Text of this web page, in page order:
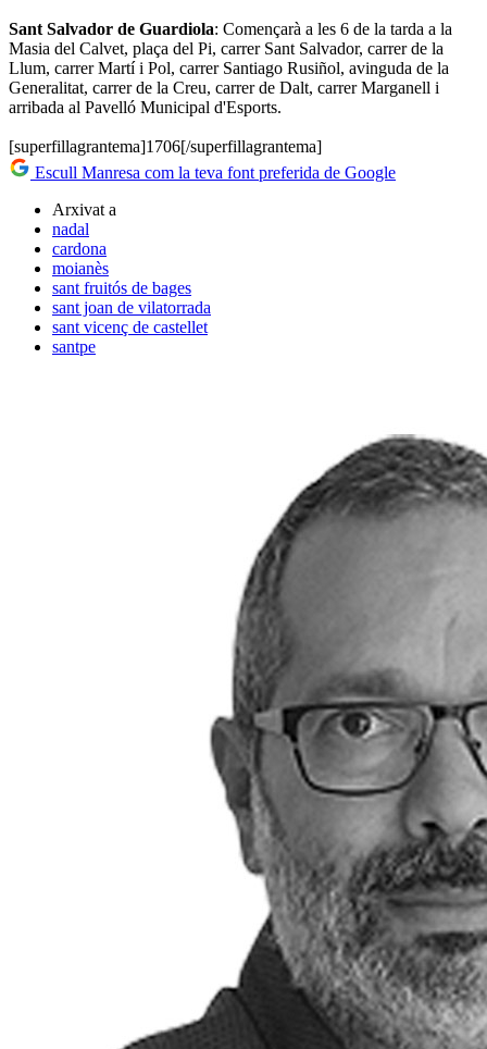
Sant Salvador de Guardiola: Començarà a les 6 de la tarda a la
Masia del Calvet, plaça del Pi, carrer Sant Salvador, carrer de la
Llum, carrer Martí i Pol, carrer Santiago Rusiñol, avinguda de la
Generalitat, carrer de la Creu, carrer de Dalt, carrer Marganell i
arribada al Pavelló Municipal d'Esports.
[superfillagrantema]1706[/superfillagrantema]
Escull Manresa com la teva font preferida de Google
Arxivat a
nadal
cardona
moianès
sant fruitós de bages
sant joan de vilatorrada
sant vicenç de castellet
santpe